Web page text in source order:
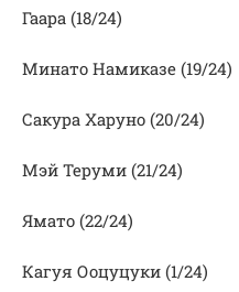
Гаара (18/24)
Минато Намиказе (19/24)
Сакура Харуно (20/24)
Мэй Теруми (21/24)
Ямато (22/24)
Кагуя Ооцуцуки (1/24)